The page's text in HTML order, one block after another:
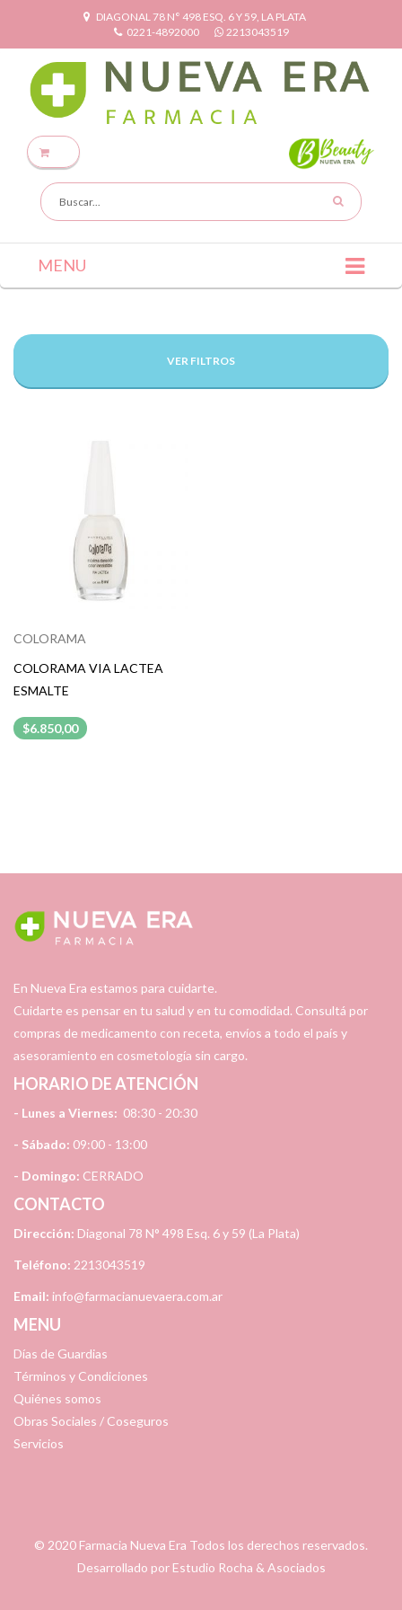
DIAGONAL 78 N° 498 ESQ. 6 Y 59, LA PLATA
0221-4892000
2213043519
MENU
VER FILTROS
COLORAMA
COLORAMA VIA LACTEA
ESMALTE
$6.850,00
En Nueva Era estamos para cuidarte.
Cuidarte es pensar en tu salud y en tu comodidad. Consultá por
compras de medicamento con receta, envíos a todo el país y
asesoramiento en cosmetología sin cargo.
HORARIO DE ATENCIÓN
- Lunes a Viernes: 08:30 - 20:30
- Sábado: 09:00 - 13:00
- Domingo: CERRADO
CONTACTO
Dirección: Diagonal 78 N° 498 Esq. 6 y 59 (La Plata)
Teléfono: 2213043519
Email: info@farmacianuevaera.com.ar
MENU
Días de Guardias
Términos y Condiciones
Quiénes somos
Obras Sociales / Coseguros
Servicios
© 2020 Farmacia Nueva Era Todos los derechos reservados.
Desarrollado por Estudio Rocha & Asociados